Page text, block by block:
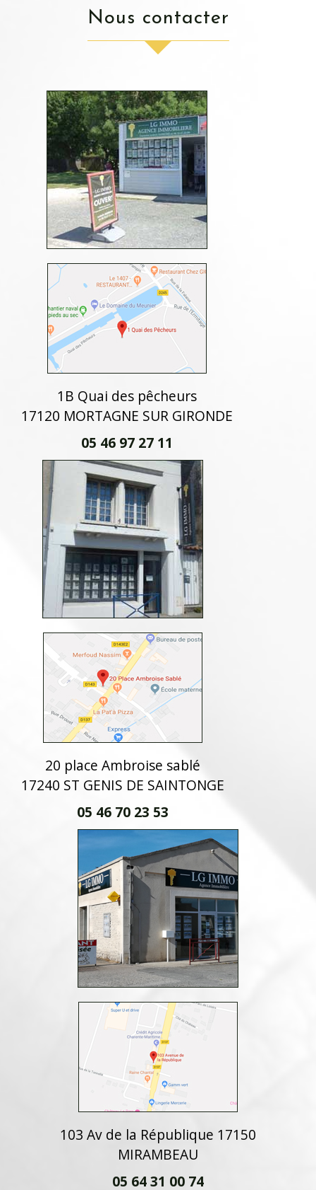
nous contacter
1B Quai des pêcheurs
17120 MORTAGNE SUR GIRONDE
05 46 97 27 11
20 place Ambroise sablé
17240 ST GENIS DE SAINTONGE
05 46 70 23 53
103 Av de la République 17150
MIRAMBEAU
05 64 31 00 74